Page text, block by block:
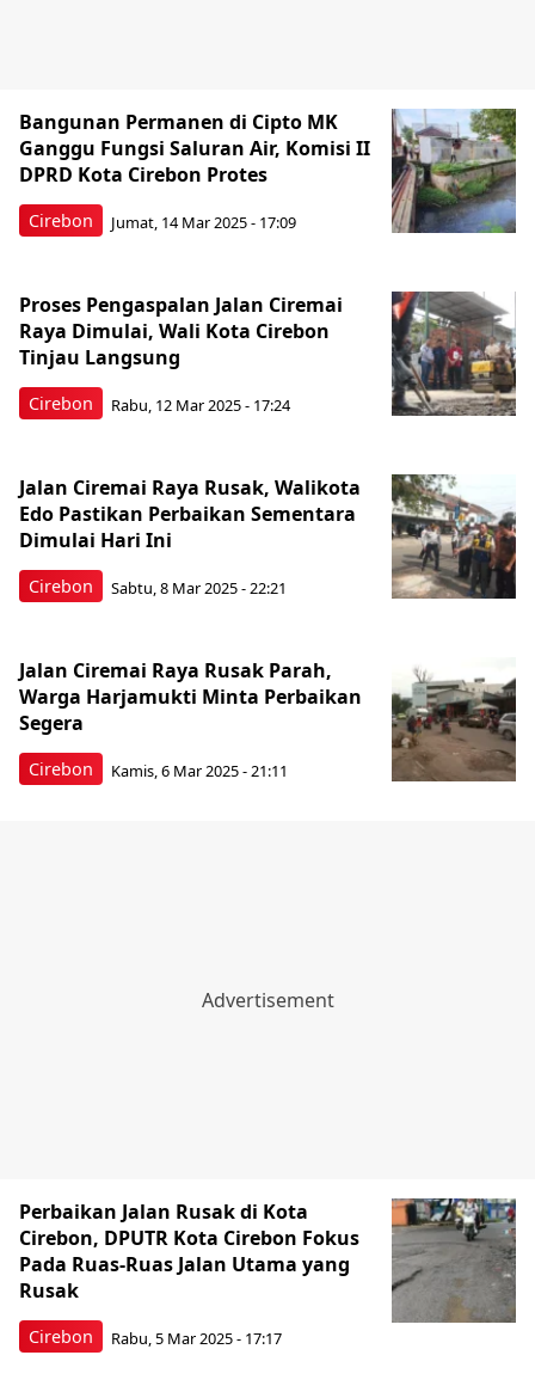
Cirebon
Bangunan Permanen di Cipto MK
Ganggu Fungsi Saluran Air, Komisi II
DPRD Kota Cirebon Protes
Jumat, 14 Mar 2025 - 17:09
Cirebon
Proses Pengaspalan Jalan Ciremai
Raya Dimulai, Wali Kota Cirebon
Tinjau Langsung
Rabu, 12 Mar 2025 - 17:24
Cirebon
Jalan Ciremai Raya Rusak, Walikota
Edo Pastikan Perbaikan Sementara
Dimulai Hari Ini
Sabtu, 8 Mar 2025 - 22:21
Cirebon
Jalan Ciremai Raya Rusak Parah,
Warga Harjamukti Minta Perbaikan
Segera
Kamis, 6 Mar 2025 - 21:11
Cirebon
Perbaikan Jalan Rusak di Kota
Cirebon, DPUTR Kota Cirebon Fokus
Pada Ruas-Ruas Jalan Utama yang
Rusak
Rabu, 5 Mar 2025 - 17:17